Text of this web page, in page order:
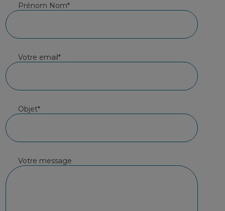
Prénom Nom*
Votre email*
Objet*
Votre message